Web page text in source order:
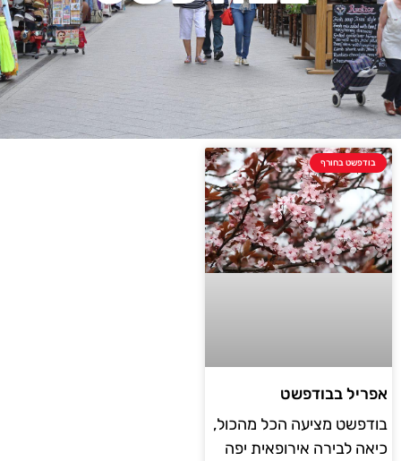
בודפשט בחורף
אפריל בבודפשט
בודפשט מציעה הכל מהכול,
כיאה לבירה אירופאית יפה